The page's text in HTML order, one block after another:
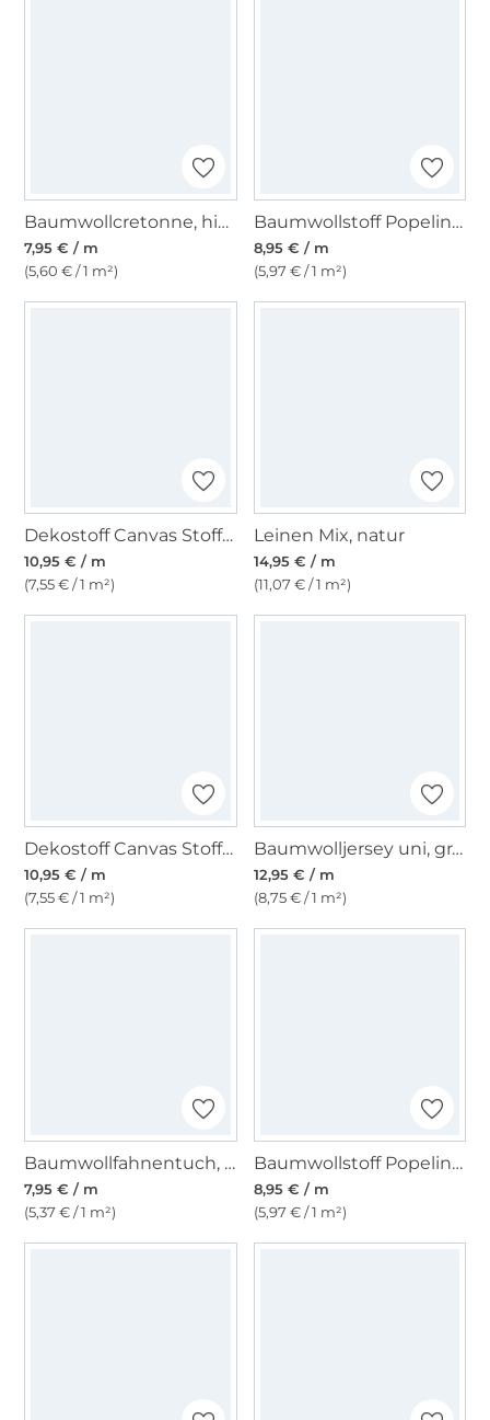
Baumwollcretonne, himmelblau
7,95 € / m
(5,60 € / 1 m²)
Baumwollstoff Popeline zitronengelb
8,95 € / m
(5,97 € / 1 m²)
Dekostoff Canvas Stoff uni rot
10,95 € / m
(7,55 € / 1 m²)
Leinen Mix, natur
14,95 € / m
(11,07 € / 1 m²)
Dekostoff Canvas Stoff uni wollweiß
10,95 € / m
(7,55 € / 1 m²)
Baumwolljersey uni, grasgrün
12,95 € / m
(8,75 € / 1 m²)
Baumwollfahnentuch, gelb
7,95 € / m
(5,37 € / 1 m²)
Baumwollstoff Popeline helllindgrün
8,95 € / m
(5,97 € / 1 m²)